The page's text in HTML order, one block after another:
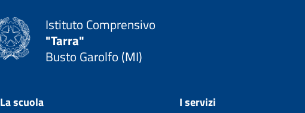
Istituto Comprensivo
"Tarra"
Busto Garolfo (MI)
La scuola I servizi